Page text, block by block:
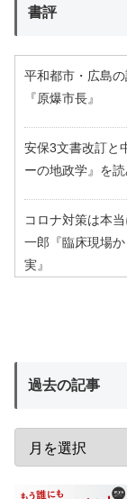
書評
平和都市・広島
『原爆市長』
安保3文書改訂と
ーの地政学』を
コロナ対策は本
一郎『臨床現場
実』
過去の記事